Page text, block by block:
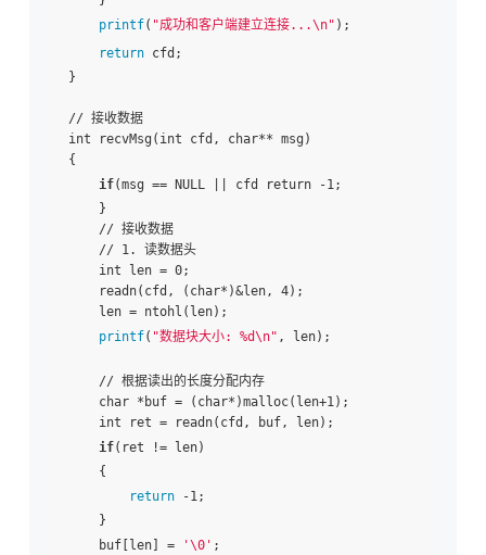
printf( "成功和客户端建立连接...\n" );
return cfd;
}
// 接收数据
int recvMsg(int cfd, char** msg)
{
if(msg == NULL || cfd return -1;
}
// 接收数据
// 1. 读数据头
int len = 0;
readn(cfd, (char*)&len, 4);
len = ntohl(len);
printf( "数据块大小: %d\n" , len);
// 根据读出的长度分配内存
char *buf = (char*)malloc(len+1);
int ret = readn(cfd, buf, len);
if(ret != len)
{
return -1;
}
buf[len] =
'\0' ;